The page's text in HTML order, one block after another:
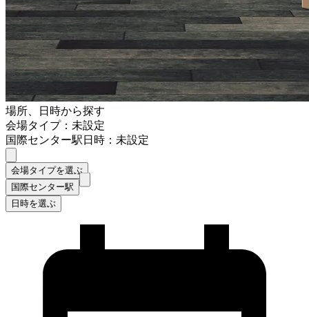
場所、日時から探す
会場タイプ：未設定
国際センター駅日時：未設定
会場タイプを選ぶ
国際センター駅
日時を選ぶ